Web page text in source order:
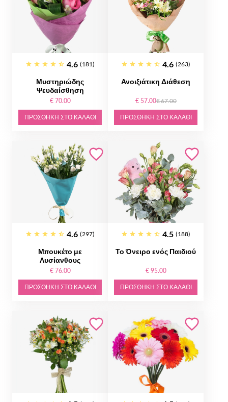
4.6 (181)
Μυστηριώδης
Ψευδαίσθηση
€ 70.00
ΠΡΟΣΘΉΚΗ ΣΤΟ ΚΑΛΆΘΙ
4.6 (263)
Ανοιξιάτικη Διάθεση
€ 57.00€ 67.00
ΠΡΟΣΘΉΚΗ ΣΤΟ ΚΑΛΆΘΙ
4.6 (297)
Μπουκέτο με
Λυσίανθους
€ 76.00
ΠΡΟΣΘΉΚΗ ΣΤΟ ΚΑΛΆΘΙ
4.5 (188)
Το Όνειρο ενός Παιδιού
€ 95.00
ΠΡΟΣΘΉΚΗ ΣΤΟ ΚΑΛΆΘΙ